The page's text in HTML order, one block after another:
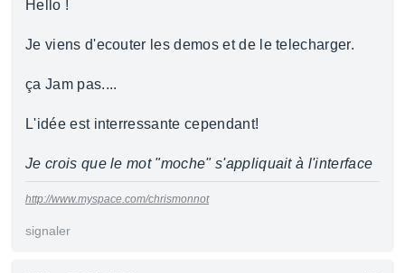
Hello !
Je viens d'ecouter les demos et de le telecharger.
ça Jam pas....
L'idée est interressante cependant!
Je crois que le mot "moche" s'appliquait à l'interface
http://www.myspace.com/chrismonnot
signaler